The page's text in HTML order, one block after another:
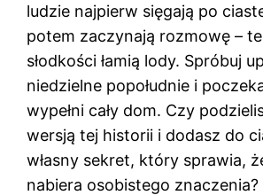
ludzie najpierw sięgają po
potem zaczynają rozmowę – te
słodkości łamią lody. Spróbuj
niedzielne popołudnie i
wypełni cały dom. Czy
wersją tej historii i dodasz do
własny sekret, który sprawia,
nabiera osobistego znaczenia?